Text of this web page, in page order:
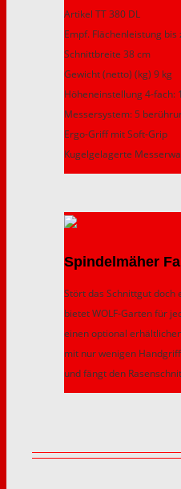
Artikel TT 380 DL
Empf. Flächenleistung bis
Schnittbreite 38 cm
Gewicht (netto) (kg) 9 kg
Höheneinstellung 4-fach:
Messersystem: 5
Ergo-Griff mit Soft-Grip
Kugelgelagerte
Spindelmäher
Stört das Schnittgut doch
bietet WOLF-Garten für
einen optional
mit nur wenigen
und fängt den